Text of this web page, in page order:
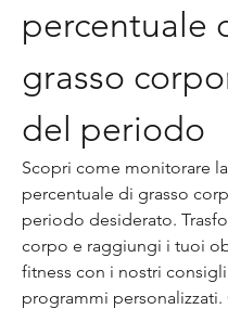
percentuale
grasso
del periodo
Scopri come monitorare
percentuale di grasso
periodo desiderato.
corpo e raggiungi i tuoi
fitness con i nostri
programmi personalizzati.